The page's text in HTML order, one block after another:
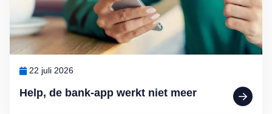
Help, de bank-app werkt niet meer
22 juli 2026